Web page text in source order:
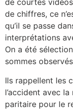
de courtes
de chiffres, ce
qu’il se passe
interprétations
On a été
sommes
Ils rappellent les
l’accident avec
paritaire pour le